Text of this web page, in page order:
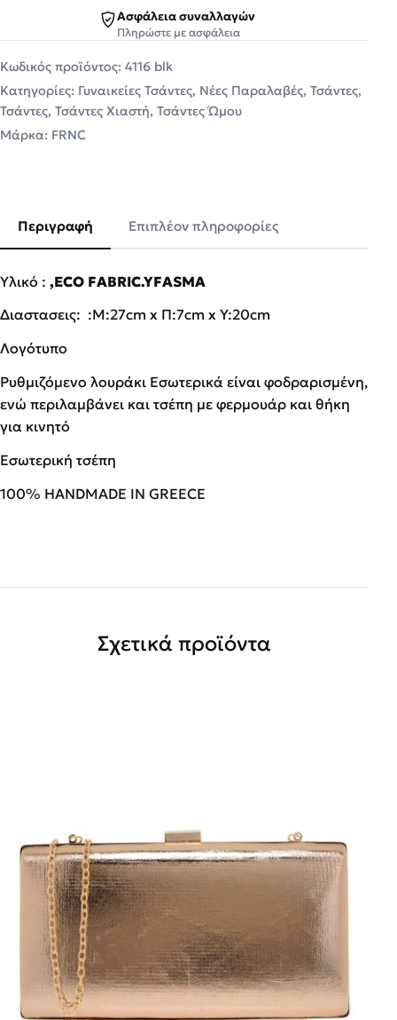
Ασφάλεια συναλλαγών
Πληρώστε με ασφάλεια
Κωδικός προϊόντος: 4116 blk
Κατηγορίες: Γυναικείες Τσάντες, Νέες Παραλαβές, Τσάντες,
Τσάντες, Τσάντες Χιαστή, Τσάντες Ώμου
Μάρκα: FRNC
Περιγραφή Επιπλέον πληροφορίες
Υλικό : ,ECO FABRIC.YFASMA
Διαστασεις: :Μ:27cm x Π:7cm x Υ:20cm
Λογότυπο
Ρυθμιζόμενο λουράκι Εσωτερικά είναι φοδραρισμένη,
ενώ περιλαμβάνει και τσέπη με φερμουάρ και θήκη
για κινητό
Εσωτερική τσέπη
100% HANDMADE IN GREECE
Σχετικά προϊόντα